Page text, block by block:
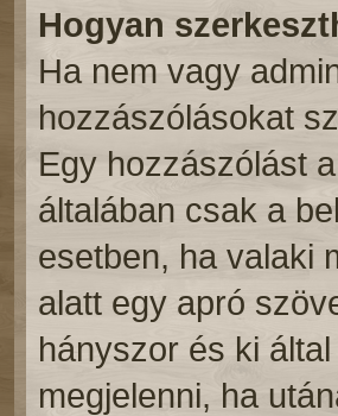
Hogyan
Ha nem vagy
hozzászólásokat
Egy hozzászólást
általában csak a
esetben, ha valaki
alatt egy apró
hányszor és ki
megjelenni, ha